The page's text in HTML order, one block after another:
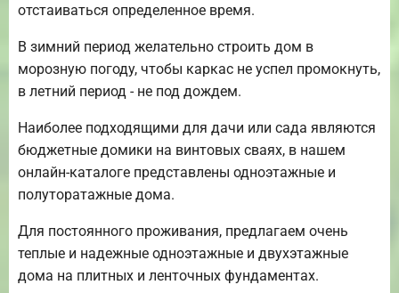
отстаиваться определенное время.
В зимний период желательно строить дом в
морозную погоду, чтобы каркас не успел промокнуть,
в летний период - не под дождем.
Наиболее подходящими для дачи или сада являются
бюджетные домики на винтовых сваях, в нашем
онлайн-каталоге представлены одноэтажные и
полуторатажные дома.
Для постоянного проживания, предлагаем очень
теплые и надежные одноэтажные и двухэтажные
дома на плитных и ленточных фундаментах.